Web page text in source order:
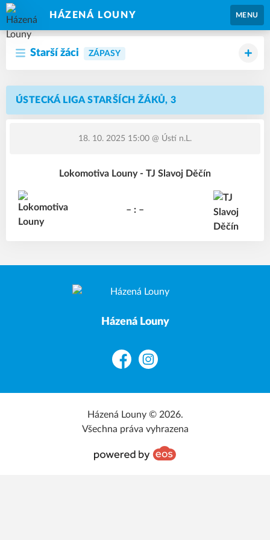
HÁZENÁ LOUNY MENU
Starší žáci ZÁPASY
ÚSTECKÁ LIGA STARŠÍCH ŽÁKŮ, 3
18. 10. 2025 15:00 @ Ústí n.L.
Lokomotiva Louny - TJ Slavoj Děčín
– : –
Házená Louny
FacebookInstagram
Házená Louny © 2026.
Všechna práva vyhrazena